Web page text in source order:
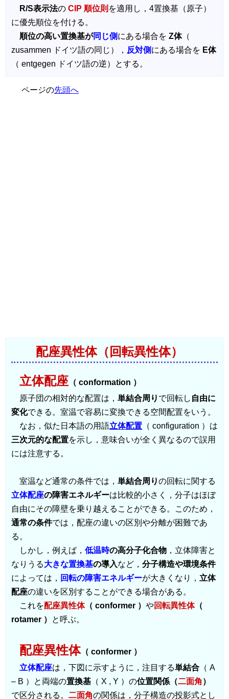
R/S表示法の CIP 順位則 を適用し，4置換基（原子）
に優先順位を付ける。
順位の高い置換基が同じ側 にある場合を Z体（
zusammen ドイツ語の同じ）， 反対側 にある場合を E体
（ entgegen ドイツ語の逆）とする。
ページの先頭へ
配座異性体（回転異性体）
立体配座 （ conformation ）
原子団の相対的な配置は， 単結合周り で回転し 自由に
変化できる。室温で容易に変換できる空間配置をいう。
なお，似た日本語の用語立体配置 （ configuration ）は
三次元的な配置を示し，意味合いが全く異なるので誤用
には注意する。
室温など通常の条件では， 単結合周りの回転に関する
立体配座の障害エネルギーは比較的小さく，分子はほぼ
自由にその障壁を乗り越えることができる。このため，
通常の条件では，配座の違いの区別や分離が困難であ
る。
しかし，例えば， 低温時の高分子化合物 ，立体障害と
なりうる大きな置換基の導入など， 分子構造や環境条件
によっては， 回転の障害エネルギーが大きくなり， 立体
配座の違いを区別することができる場合がある。
これを配座異性体（ conformer ） や回転異性体（
rotamer ）
と呼ぶ。
配座異性体（ conformer ）
立体配座は，下図に示すように，注目する単結合 （ A
– B ）と両端の置換基 （ X , Y ）の位置関係（二面角 ）
で区分される。 二面角の関係は，分子構造の投影式とし